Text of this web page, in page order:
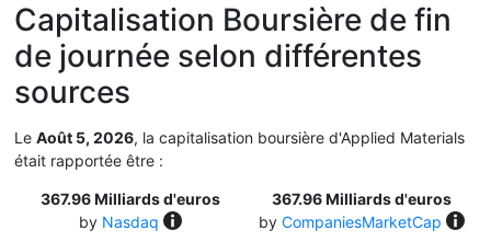
Capitalisation Boursière de fin
de journée selon différentes
sources
Le Août 5, 2026, la capitalisation boursière d'Applied Materials
était rapportée être :
367.96 Milliards d'euros
by Nasdaq
367.96 Milliards d'euros
by CompaniesMarketCap